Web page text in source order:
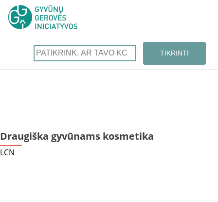
Draugiška gyvūnams kosmetika
LCN